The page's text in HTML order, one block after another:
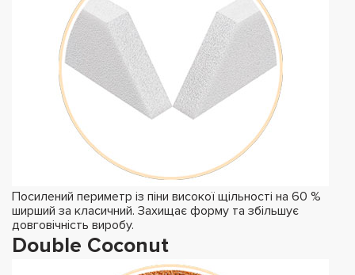
Посилений периметр із піни високої щільності на 60 %
ширший за класичний. Захищає форму та збільшує
довговічність виробу.
Double Coconut